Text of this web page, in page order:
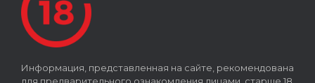
Информация, представленная на сайте, рекомендована
для предварительного ознакомления лицами, старше 18